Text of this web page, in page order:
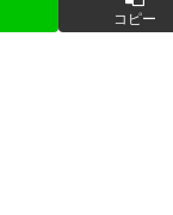
コピー